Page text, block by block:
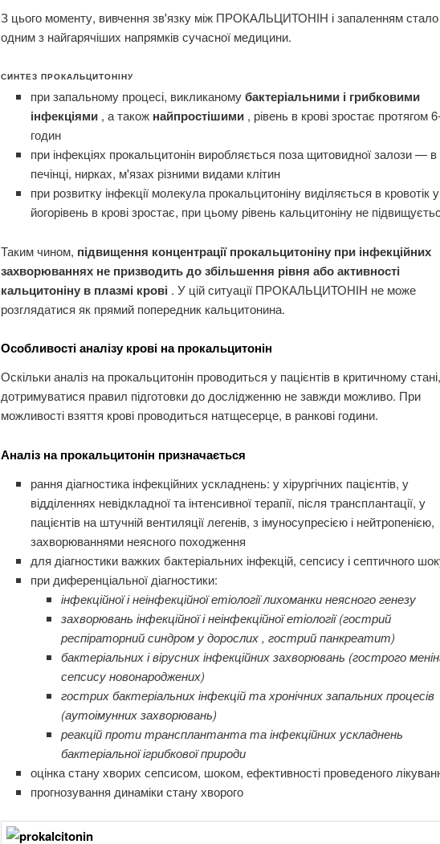
З цього моменту, вивчення зв'язку між ПРОКАЛЬЦИТОНІН і запаленням стало
одним з найгарячіших напрямків сучасної медицини.
СИНТЕЗ ПРОКАЛЬЦИТОНІНУ
при запальному процесі, викликаномубактеріальними і грибковими
інфекціями , а також найпростішими , рівень в крові зростає протягом
годин
при інфекціях прокальцитонін виробляється поза щитовидної залози — в
печінці, нирках, м'язах різними видами клітин
при розвитку інфекції молекула прокальцитоніну виділяється в кровотік у
йогорівень в крові зростає, при цьому рівень кальцитоніну не
Таким чином, підвищення концентрації прокальцитоніну при інфекційних
захворюваннях не призводить до збільшення рівня або активності
кальцитоніну в плазмі крові . У цій ситуації ПРОКАЛЬЦИТОНІН не може
розглядатися як прямий попередник кальцитонина.
Особливості аналізу крові на прокальцитонін
Оскільки аналіз на прокальцитонін проводиться у пацієнтів в критичному стані,
дотримуватися правил підготовки до дослідженню не завжди можливо. При
можливості взяття крові проводиться натщесерце, в ранкові години.
Аналіз на прокальцитонін призначається
рання діагностика інфекційних ускладнень: у хірургічних пацієнтів, у
відділеннях невідкладної та інтенсивної терапії, після трансплантації, у
пацієнтів на штучній вентиляції легенів, з імуносупресією і нейтропенією,
захворюваннями неясного походження
для діагностики важких бактеріальних інфекцій, сепсису і септичного
при диференціальної діагностики:
інфекційної і неінфекційної етіології лихоманки неясного генезу
захворювань інфекційної і неінфекційної етіології (гострий
респіраторний синдром у дорослих , гострий панкреатит)
бактеріальних і вірусних інфекційних захворювань (гострого
сепсису новонароджених)
гострих бактеріальних інфекцій та хронічних запальних процесів
(аутоімунних захворювань)
реакцій проти трансплантанта та інфекційних ускладнень
бактеріальної ігрибкової природи
оцінка стану хворих сепсисом, шоком, ефективності проведеного
прогнозування динаміки стану хворого